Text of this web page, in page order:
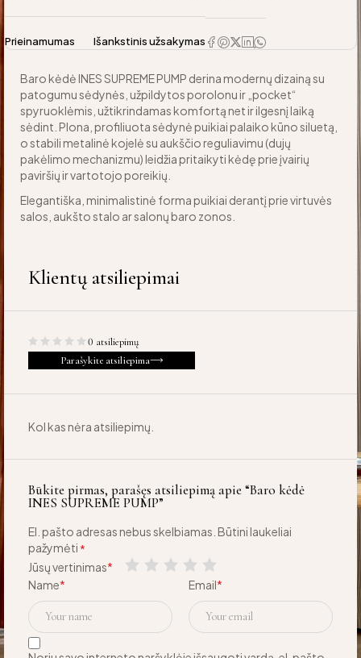
Prieinamumas Išankstinis užsakymas
Baro kėdė INES SUPREME PUMP derina modernų dizainą su
patogumu sėdynės, užpildytos porolonu ir „pocket“
spyruoklėmis, užtikrindamas komfortą net ir ilgesnį laiką
sėdint. Plona, profiliuota sėdynė puikiai palaiko kūno siluetą,
o stabili metalinė kojelė su aukščio reguliavimu (dujų
pakėlimo mechanizmu) leidžia pritaikyti kėdę prie įvairių
paviršių ir vartotojo poreikių.
Elegantiška, minimalistinė forma puikiai derantį prie virtuvės
salos, aukšto stalo ar salonų baro zonos.
Klientų atsiliepimai
0 atsiliepimų
Parašykite atsiliepima
Kol kas nėra atsiliepimų.
Būkite pirmas, parašęs atsiliepimą apie “Baro kėdė
INES SUPREME PUMP”
El. pašto adresas nebus skelbiamas. Būtini laukeliai
pažymėti *
Jūsų vertinimas*
Name* Email*